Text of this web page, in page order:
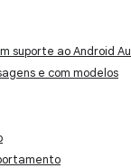
suporte ao Android
e com modelos